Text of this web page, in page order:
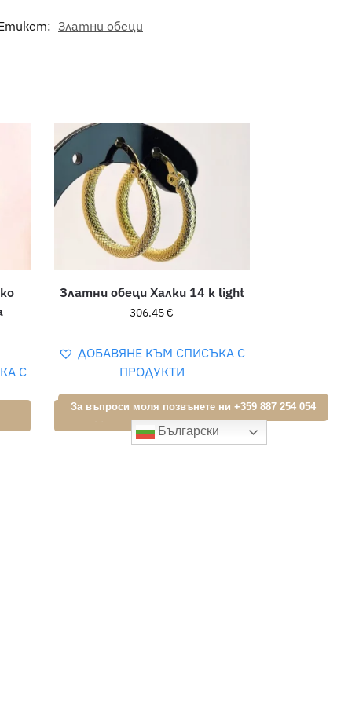
За въпроси моля позвънете ни +359 887 254 054
Златни обеци
С
Златни обеци Халки 14 к light
306.45€
Добави в кошницата
ДОБАВЯНЕ КЪМ СПИСЪКА С
ПРОДУКТИ
Български